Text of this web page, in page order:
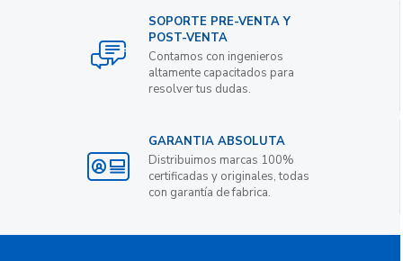
SOPORTE PRE-VENTA Y
POST-VENTA
Contamos con ingenieros
altamente capacitados para
resolver tus dudas.
GARANTIA ABSOLUTA
Distribuimos marcas 100%
certificadas y originales, todas
con garantía de fabrica.